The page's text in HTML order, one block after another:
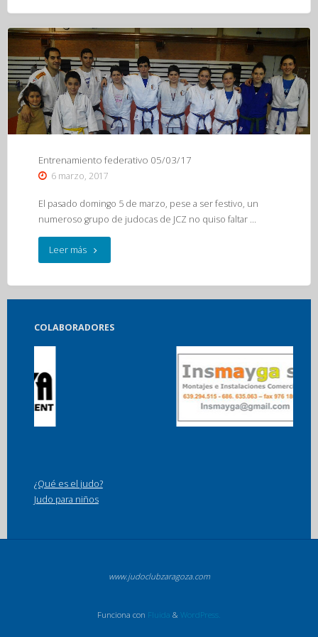
Junior
11/03/17"
Entrenamiento federativo 05/03/17
6 marzo, 2017
El pasado domingo 5 de marzo, pese a ser festivo, un
numeroso grupo de judocas de JCZ no quiso faltar …
Leer más"Entrenamiento
05/03/17"
COLABORADORES
¿Qué es el judo?
Judo para niños
www.judoclubzaragoza.com
Funciona con Fluida & WordPress.